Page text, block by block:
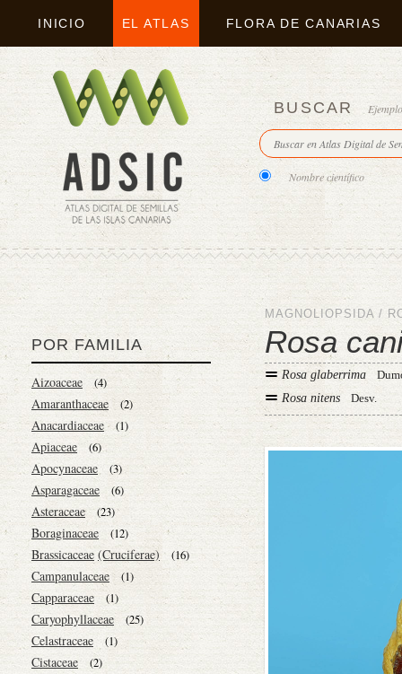
INICIO EL ATLAS FLORA DE CANARIAS
BUSCAR
Nombre científico
POR FAMILIA
Aizoaceae (4)
Amaranthaceae (2)
Anacardiaceae (1)
Apiaceae (6)
Apocynaceae (3)
Asparagaceae (6)
Asteraceae (23)
Boraginaceae (12)
Brassicaceae (Cruciferae) (16)
Campanulaceae (1)
Capparaceae (1)
Caryophyllaceae (25)
Celastraceae (1)
Cistaceae (2)
MAGNOLIOPSIDA /
Rosa
Rosa glaberrima
Rosa nitens
Desv.